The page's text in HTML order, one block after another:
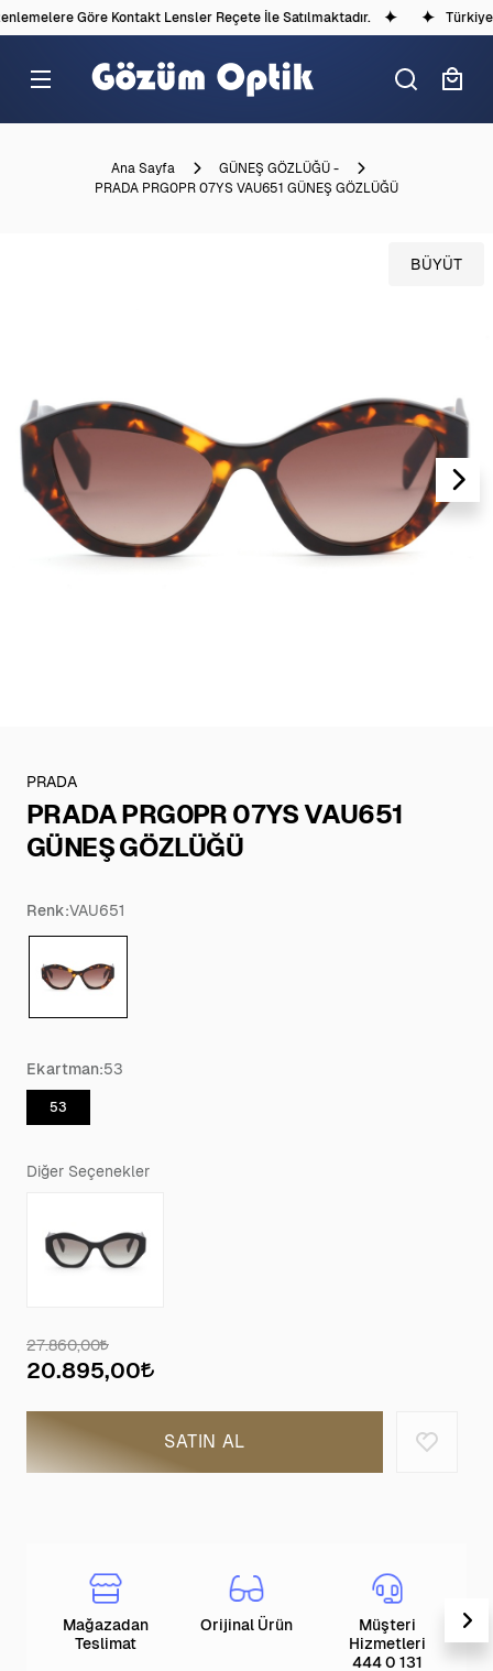
Göre Kontakt Lensler Reçete İle Satılmaktadır.
Ana Sayfa
GÜNEŞ GÖZLÜĞÜ -
PRADA PRG0PR 07YS VAU651 GÜNEŞ GÖZLÜĞÜ
BÜYÜT
PRADA
PRADA PRG0PR 07YS VAU651
GÜNEŞ GÖZLÜĞÜ
Renk:VAU651
Ekartman:53
53
Diğer Seçenekler
27.860,00
20.895,00
SATIN AL
Mağazadan
Teslimat
Orijinal Ürün
Müşteri
Hizmetleri
444 0 131